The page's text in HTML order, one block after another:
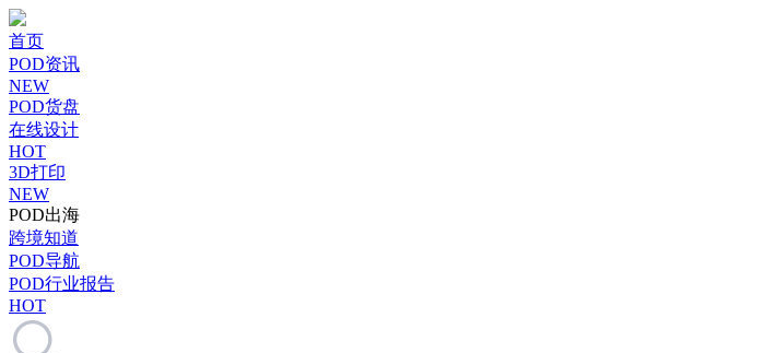
首页
POD资讯
NEW
POD货盘
在线设计
HOT
3D打印
NEW
POD出海
跨境知道
POD导航
POD行业报告
HOT